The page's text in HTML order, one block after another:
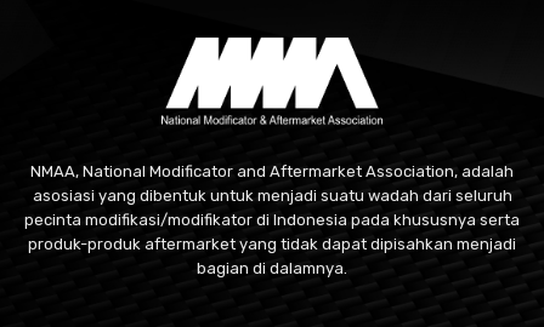
NMAA, National Modificator and Aftermarket Association, adalah
asosiasi yang dibentuk untuk menjadi suatu wadah dari seluruh
pecinta modifikasi/modifikator di Indonesia pada khususnya serta
produk-produk aftermarket yang tidak dapat dipisahkan menjadi
bagian di dalamnya.